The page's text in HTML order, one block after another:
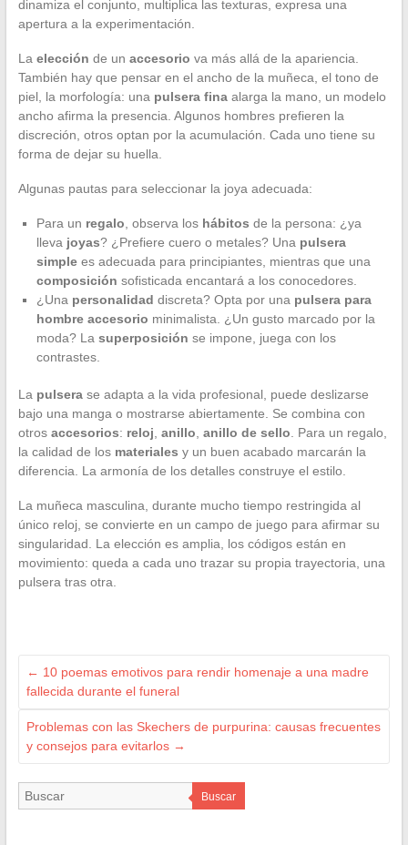
dinamiza el conjunto, multiplica las texturas, expresa una
apertura a la experimentación.
La elección de un accesorio va más allá de la apariencia.
También hay que pensar en el ancho de la muñeca, el tono de
piel, la morfología: una pulsera finaalarga la mano, un modelo
ancho afirma la presencia. Algunos hombres prefieren la
discreción, otros optan por la acumulación. Cada uno tiene su
forma de dejar su huella.
Algunas pautas para seleccionar la joya adecuada:
Para un regalo , observa los hábitos de la persona: ¿ya
lleva joyas? ¿Prefiere cuero o metales? Una pulsera
simplees adecuada para principiantes, mientras que una
composición sofisticada encantará a los conocedores.
¿Una personalidad discreta? Opta por una pulsera para
hombre accesorio minimalista. ¿Un gusto marcado por la
moda? La superposición se impone, juega con los
contrastes.
La pulserase adapta a la vida profesional, puede deslizarse
bajo una manga o mostrarse abiertamente. Se combina con
otros accesorios: reloj anillo anillo de sello . Para un regalo,
la calidad de los materiales y un buen acabado marcarán la
diferencia. La armonía de los detalles construye el estilo.
La muñeca masculina, durante mucho tiempo restringida al
único reloj, se convierte en un campo de juego para afirmar su
singularidad. La elección es amplia, los códigos están en
movimiento: queda a cada uno trazar su propia trayectoria, una
pulsera tras otra.
← 10 poemas emotivos para rendir homenaje a una madre
fallecida durante el funeral
Problemas con las Skechers de purpurina: causas frecuentes
y consejos para evitarlos →
Buscar